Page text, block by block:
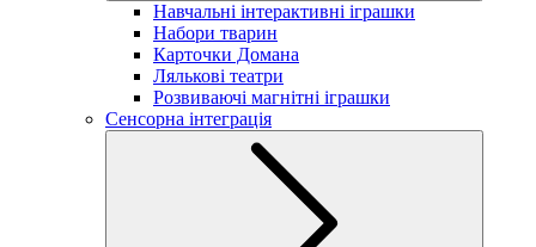
Навчальні інтерактивні іграшки
Набори тварин
Карточки Домана
Лялькові театри
Розвиваючі магнітні іграшки
Сенсорна інтеграція